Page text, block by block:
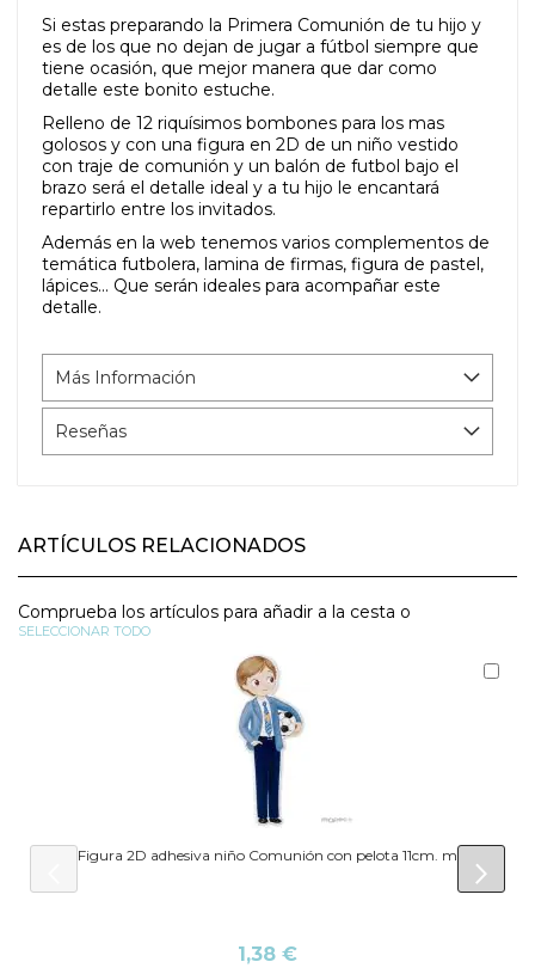
Si estas preparando la Primera Comunión de tu hijo y
es de los que no dejan de jugar a fútbol siempre que
tiene ocasión, que mejor manera que dar como
detalle este bonito estuche.
Relleno de 12 riquísimos bombones para los mas
golosos y con una figura en 2D de un niño vestido
con traje de comunión y un balón de futbol bajo el
brazo será el detalle ideal y a tu hijo le encantará
repartirlo entre los invitados.
Además en la web tenemos varios complementos de
temática futbolera, lamina de firmas, figura de pastel,
lápices... Que serán ideales para acompañar este
detalle.
Más Información
Reseñas
ARTÍCULOS RELACIONADOS
Comprueba los artículos para añadir a la cesta o
SELECCIONAR TODO
Figura 2D adhesiva niño Comunión con pelota 11cm. min.6
1,38 €